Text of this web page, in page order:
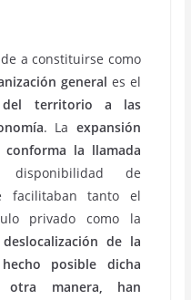
a constituirse como
general es el
del territorio a las
. La expansión
la llamada
de
tanto el
privado como la
de la
posible dicha
manera, han